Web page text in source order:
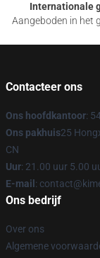
Internationale
Aangeboden in het
Contacteer ons
Ons hoofdkantoor:
Ons pakhuis25
CN
Uur: 21.00 uur 5.00
E-mail :
Ons bedrijf
Over ons
Algemene